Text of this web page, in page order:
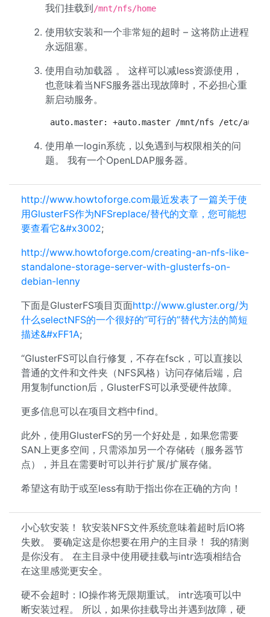
我们挂载到/mnt/nfs/home
使用软安装和一个非常短的超时 – 这将防止进程
永远阻塞。
使用自动加载器 。 这样可以减less资源使用，
也意味着当NFS服务器出现故障时，不必担心重
新启动服务。
auto.master: +auto.master /mnt/nfs /etc/
使用单一login系统，以免遇到与权限相关的问
题。 我有一个OpenLDAP服务器。
http://www.howtoforge.com最近发表了一篇关于使
用GlusterFS作为NFSreplace/替代的文章，您可能想
要查看它&#x3002;
http://www.howtoforge.com/creating-an-nfs-like-
standalone-storage-server-with-glusterfs-on-
debian-lenny
下面是GlusterFS项目页面http://www.gluster.org/为
什么selectNFS的一个很好的“可行的”替代方法的简短
描述&#xFF1A;
“GlusterFS可以自行修复，不存在fsck，可以直接以
普通的文件和文件夹（NFS风格）访问存储后端，启
用复制function后，GlusterFS可以承受硬件故障。
更多信息可以在项目文档中find。
此外，使用GlusterFS的另一个好处是，如果您需要
SAN上更多空间，只需添加另一个存储砖（服务器节
点），并且在需要时可以并行扩展/扩展存储。
希望这有助于或至less有助于指出你在正确的方向！
小心软安装！ 软安装NFS文件系统意味着超时后IO将
失败。 要确定这是你想要在用户的主目录！ 我的猜测
是你没有。 在主目录中使用硬挂载与intr选项相结合
在这里感觉更安全。
硬不会超时：IO操作将无限期重试。 intr选项可以中
断安装过程。 所以，如果你挂载导出并遇到故障，硬